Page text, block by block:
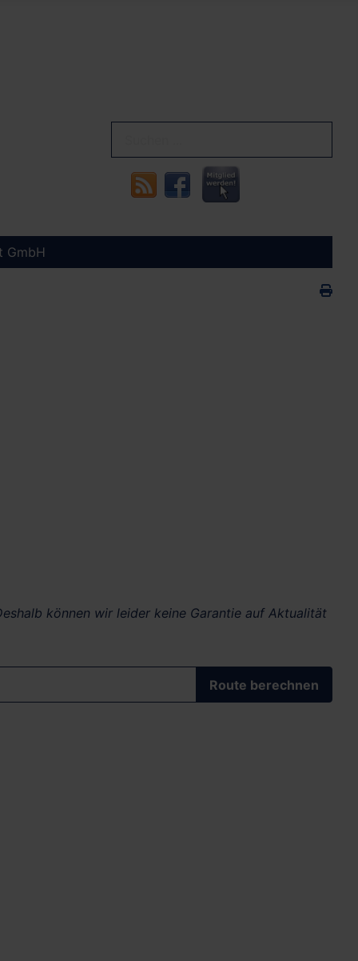
GmbH
können wir leider keine Garantie auf Aktualität